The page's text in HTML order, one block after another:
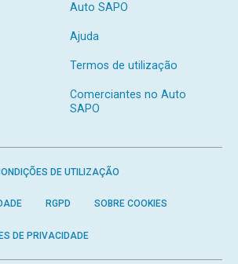
Auto SAPO
Ajuda
Termos de utilização
Comerciantes no Auto
SAPO
DE UTILIZAÇÃO
RGPD SOBRE COOKIES
DE PRIVACIDADE